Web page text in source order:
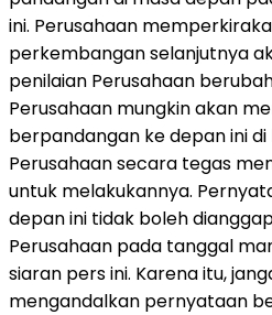
ini. Perusahaan
perkembangan selanjutnya
penilaian Perusahaan
Perusahaan mungkin akan
berpandangan ke depan ini di
Perusahaan secara tegas
untuk melakukannya.
depan ini tidak boleh
Perusahaan pada tanggal
siaran pers ini. Karena itu,
mengandalkan pernyataan